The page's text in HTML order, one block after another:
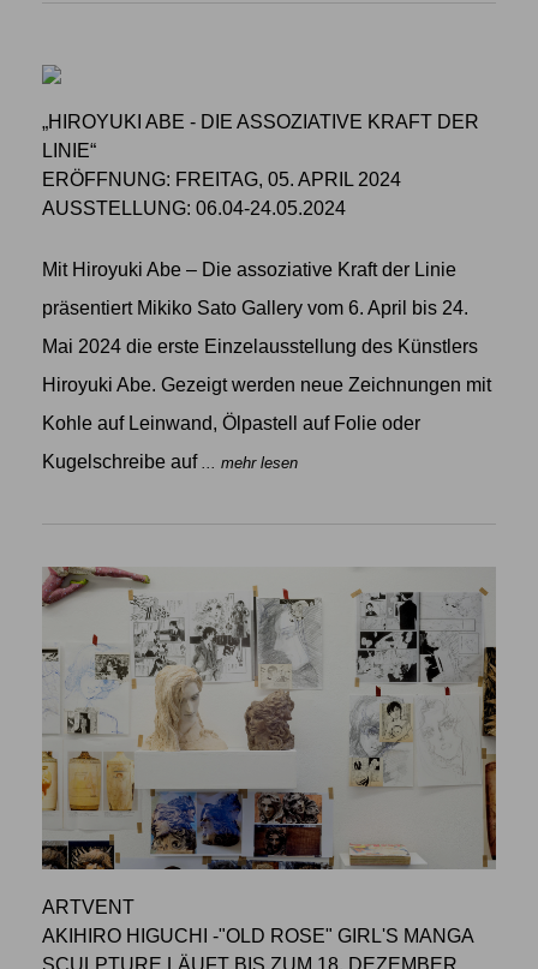
„HIROYUKI ABE - DIE ASSOZIATIVE KRAFT DER
LINIE“
ERÖFFNUNG: FREITAG, 05. APRIL 2024
AUSSTELLUNG: 06.04-24.05.2024
Mit Hiroyuki Abe – Die assoziative Kraft der Linie
präsentiert Mikiko Sato Gallery vom 6. April bis 24.
Mai 2024 die erste Einzelausstellung des Künstlers
Hiroyuki Abe. Gezeigt werden neue Zeichnungen mit
Kohle auf Leinwand, Ölpastell auf Folie oder
Kugelschreibe auf
... mehr lesen
ARTVENT
AKIHIRO HIGUCHI -"OLD ROSE" GIRL'S MANGA
SCULPTURE LÄUFT BIS ZUM 18. DEZEMBER